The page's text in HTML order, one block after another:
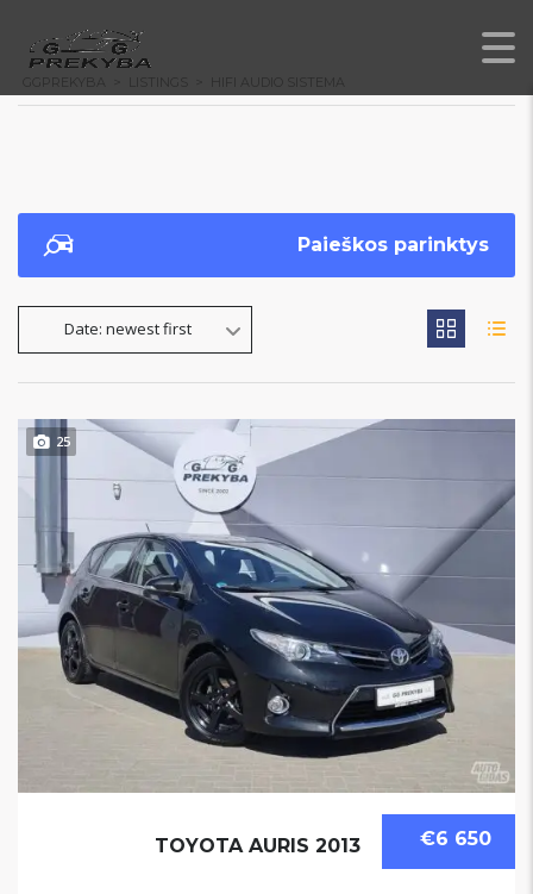
GGPREKYBA LISTINGS HIFI AUDIO SISTEMA
Paieškos parinktys
Date: newest first
25
€6 650
TOYOTA AURIS 2013